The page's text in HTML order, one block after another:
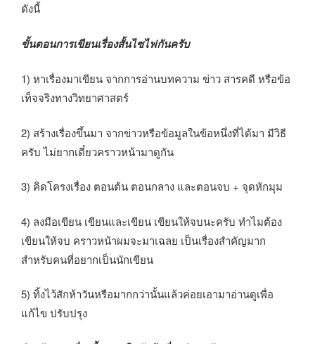
ดังนี้
ขั้นตอนการเขียนเรื่องสั้นไซไฟกันครับ
1) หาเรื่องมาเขียน จากการอ่านบทความ ข่าว สารคดี หรือข้อ
เท็จจริงทางวิทยาศาสตร์
2) สร้างเรื่องขึ้นมา จากข่าวหรือข้อมูลในข้อหนึ่งที่ได้มา มีวิธี
ครับ ไม่ยากเดี๋ยวคราวหน้ามาดูกัน
3) คิดโครงเรื่อง ตอนต้น ตอนกลาง และตอนจบ + จุดหักมุม
4) ลงมือเขียน เขียนและเขียน เขียนให้จบนะครับ ทำไมต้อง
เขียนให้จบ คราวหน้าผมจะมาเฉลย เป็นเรื่องสำคัญมาก
สำหรับคนที่อยากเป็นนักเขียน
5) ทิ้งไว้สักห้าวันหรือมากกว่านั้นแล้วค่อยเอามาอ่านดูเพื่อ
แก้ไข ปรับปรุง